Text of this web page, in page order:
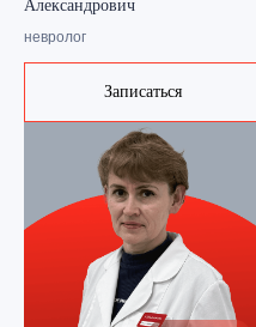
Александрович
невролог
Записаться